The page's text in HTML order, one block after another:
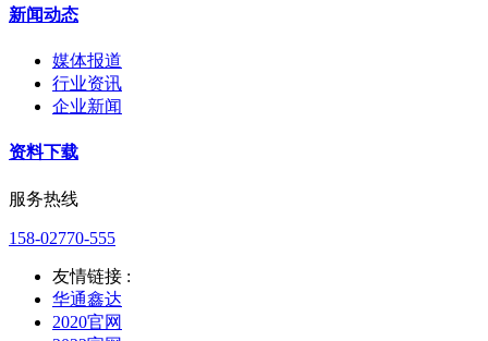
新闻动态
媒体报道
行业资讯
企业新闻
资料下载
服务热线
158-02770-555
友情链接 :
华通鑫达
2020官网